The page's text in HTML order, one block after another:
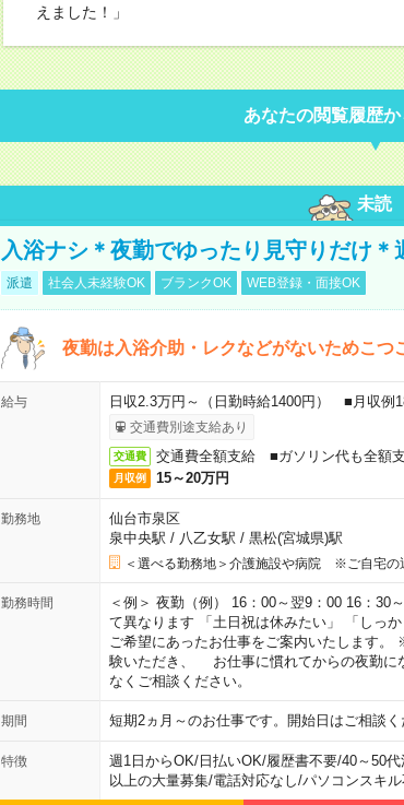
えました！」
あなたの閲覧履歴
未読
入浴ナシ＊夜勤でゆったり見守りだけ
派遣 社会人未経験OK ブランクOK WEB登録・面接OK
夜勤は入浴介助・レクなどがないためこつ
給与 日収2.3万円～（日勤時給1400円） ■月収例
交通費別途支給あり
交通費 交通費全額支給 ■ガソリン代も全額
月収例 15～20万円
勤務地
仙台市泉区
泉中央駅 / 八乙女駅 / 黒松(宮城県)駅
＜選べる勤務地＞介護施設や病院 ※ご自宅の
勤務時間
＜例＞ 夜勤（例） 16：00～翌9：00 16：30
て異なります 「土日祝は休みたい」 「しっ
ご希望にあったお仕事をご案内いたします
験いただき、 お仕事に慣れてからの夜勤に
なくご相談ください。
期間 短期2ヵ月～のお仕事です。開始日はご相談
特徴 週1日からOK/日払いOK/履歴書不要/40～50代
以上の大量募集/電話対応なし/パソコンスキ